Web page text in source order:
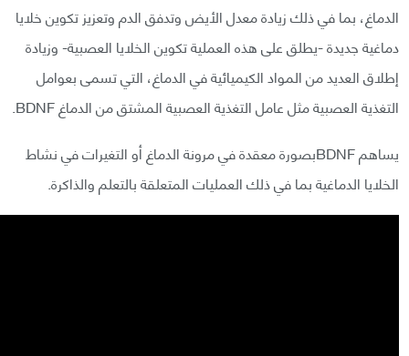
الدماغ، بما في ذلك زيادة معدل الأيض وتدفق الدم وتعزيز تكوين خلايا
دماغية جديدة -يطلق على هذه العملية تكوين الخلايا العصبية- وزيادة
إطلاق العديد من المواد الكيميائية في الدماغ، التي تسمى بعوامل
التغذية العصبية مثل عامل التغذية العصبية المشتق من الدماغ BDNF.
يساهم BDNFبصورة معقدة في مرونة الدماغ أو التغيرات في نشاط
الخلايا الدماغية بما في ذلك العمليات المتعلقة بالتعلم والذاكرة.